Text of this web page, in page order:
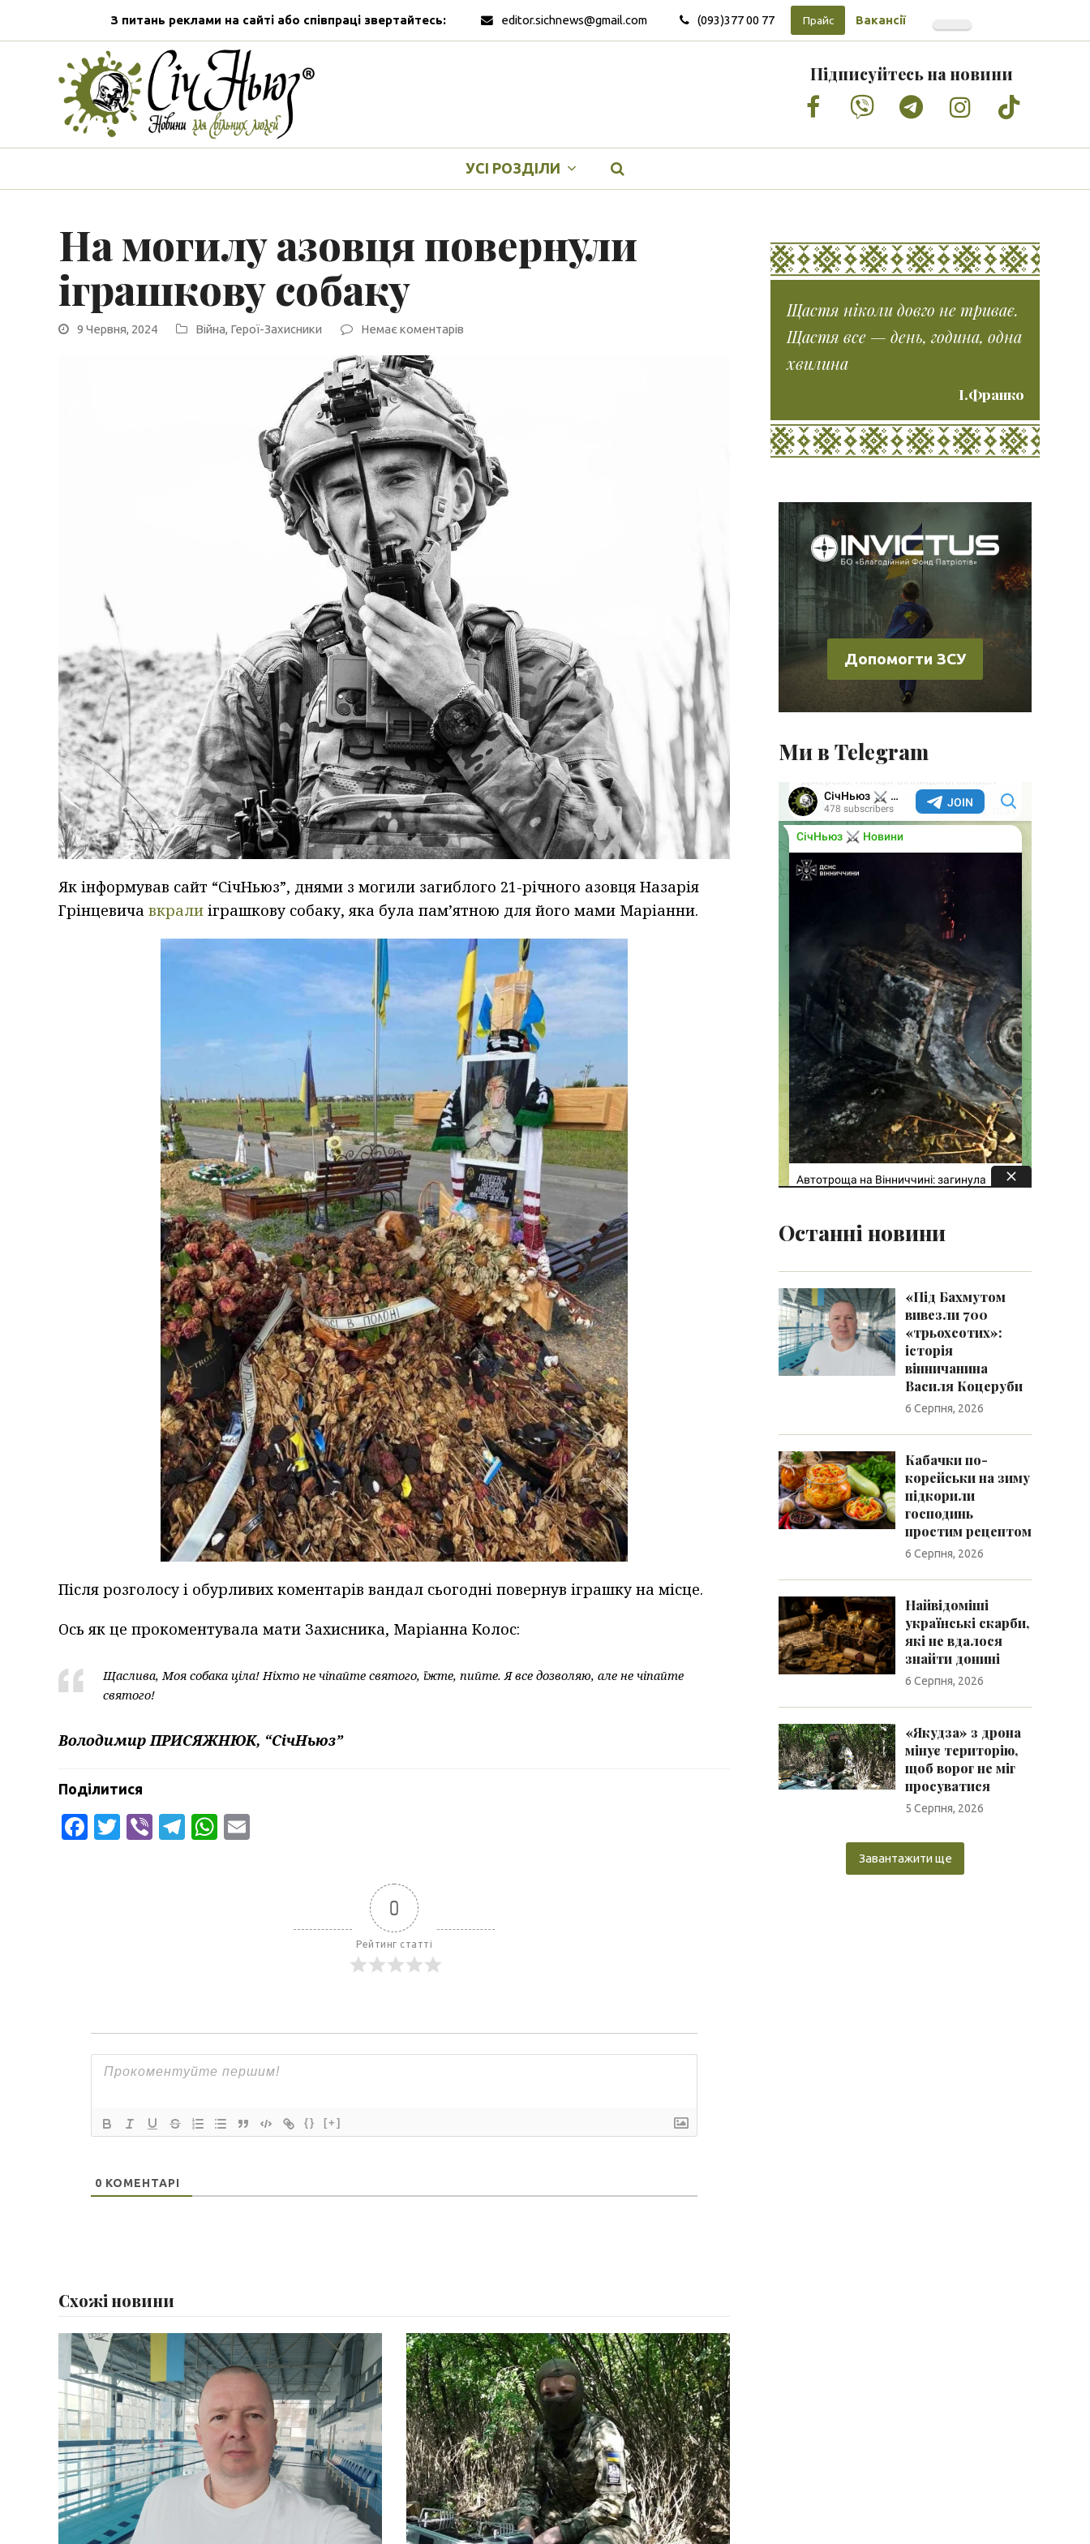
З питань реклами на сайті або співпраці звертайтесь: editor.sichnews@gmail.com (093)377 00 77 Прайс Вакансії
Підписуйтесь на новини
Facebook
VimeoTumblrInstagram
Tiktok
УСІ РОЗДІЛИ
На могилу азовця повернули
іграшкову собаку
9 Червня, 2024 Війна, Герої-Захисники Немає коментарів
Як інформував сайт “СічНьюз”, днями з могили загиблого 21-річного азовця Назарія
Грінцевича вкрали іграшкову собаку, яка була пам’ятною для його мами Маріанни.
Після розголосу і обурливих коментарів вандал сьогодні повернув іграшку на місце.
Ось як це прокоментувала мати Захисника, Маріанна Колос:
Щаслива, Моя собака ціла! Ніхто не чіпайте святого, їжте, пийте. Я все дозволяю, але не чіпайте
святого!
Володимир ПРИСЯЖНЮК, “СічНьюз”
Поділитися
Facebook
Twitter
ViberTelegram
WhatsApp
0
Рейтинг статті
{} [+]
0 КОМЕНТАРІ
Схожі новини
Щастя ніколи довго не триває.
Щастя все — день, година, одна
хвилина
І.Франко
Допомогти ЗСУ
Ми в Telegram
Останні новини
«Під Бахмутом
вивезли 700
«трьохсотих»:
історія
вінничанина
Василя Коцеруби
6 Серпня, 2026
Кабачки по-
корейськи на зиму
підкорили
господинь
простим рецептом
6 Серпня, 2026
Найвідоміші
українські скарби,
які не вдалося
знайти донині
6 Серпня, 2026
«Якудза» з дрона
мінує територію,
щоб ворог не міг
просуватися
5 Серпня, 2026
Завантажити ще